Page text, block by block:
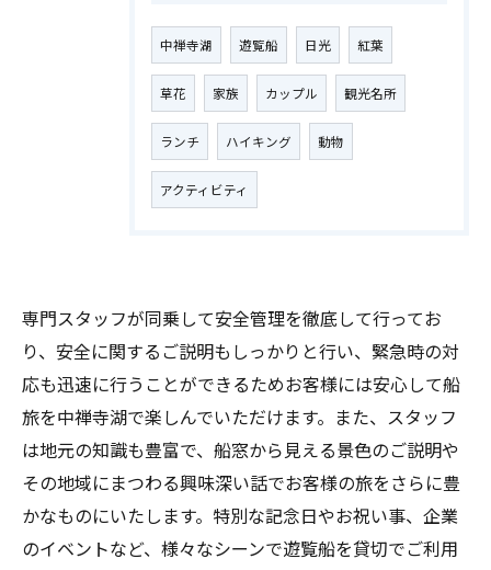
中禅寺湖 遊覧船 日光 紅葉
草花 家族 カップル 観光名所
ランチ ハイキング 動物
アクティビティ
専門スタッフが同乗して安全管理を徹底して行ってお
り、安全に関するご説明もしっかりと行い、緊急時の対
応も迅速に行うことができるためお客様には安心して船
旅を中禅寺湖で楽しんでいただけます。また、スタッフ
は地元の知識も豊富で、船窓から見える景色のご説明や
その地域にまつわる興味深い話でお客様の旅をさらに豊
かなものにいたします。特別な記念日やお祝い事、企業
のイベントなど、様々なシーンで遊覧船を貸切でご利用